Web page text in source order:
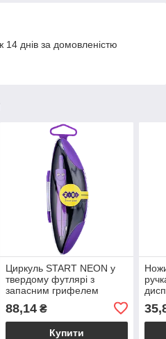
днів за домовленістю
Циркуль START NEON у
твердому футлярі з
запасним грифелем
88,14₴
Купити